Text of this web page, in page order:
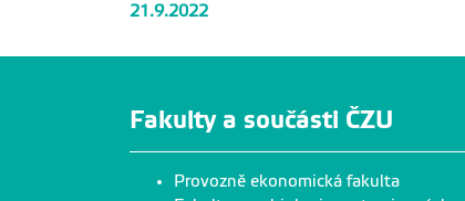
21.9.2022
Fakulty a součásti ČZU
Provozně ekonomická fakulta